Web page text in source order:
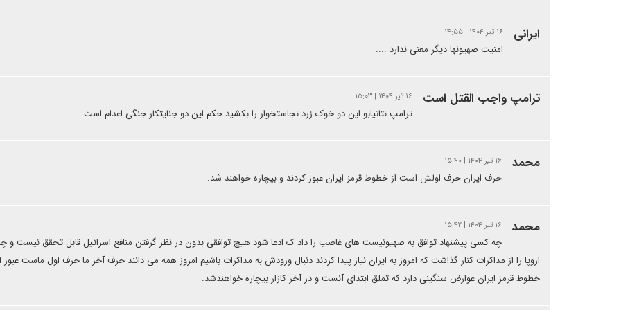
ایرانی ۱۶ تیر ۱۴۰۴ | ۱۴:۵۵
امنیت صهیونها دیگر معنی ندارد ....
ترامپ واجب القتل است ۱۶ تیر ۱۴۰۴ | ۱۵:۰۳
ترامپ نتانیابو این دو خوک زرد نجاستخوار را بکشید حکم این دو جنایتکار جنگی اعدام است
محمد ۱۶ تیر ۱۴۰۴ | ۱۵:۴۰
حرف ایران حرف اولش است از خطوط قرمز ایران عبور کردند و بیچاره خواهند شد.
محمد ۱۶ تیر ۱۴۰۴ | ۱۵:۴۲
چه کسی پیشنهاد توافق به صهیونیست های غاصب را داد ک ادعا شود هیچ توافقی بدون در نظر گرفتن منافع اسرائیل قابل تحقق نیست و
اروپا را از مذاکرات کنار گذاشت که امروز به ایران نیاز پیدا کردند دنبال ورودش به مذاکرات باشیم امروز همه می دانند حرف آخر ما حرف اول ماست عبور
خطوط قرمز ایران عوارض سنگینی دارد که تملق ابتدای آنست و در آخر کازار بیچاره خواهندشد.